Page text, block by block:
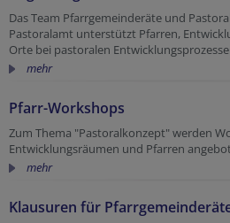
Das Team Pfarrgemeinderäte und
Pastoralamt unterstützt Pfarren,
Orte bei pastoralen
mehr
Pfarr-Workshops
Zum Thema "Pastoralkonzept" werden
Entwicklungsräumen und Pfarren
mehr
Klausuren für